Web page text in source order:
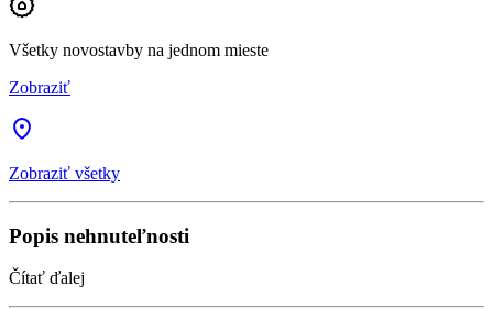
Všetky novostavby na jednom mieste
Zobraziť
Zobraziť všetky
Popis nehnuteľnosti
Čítať ďalej